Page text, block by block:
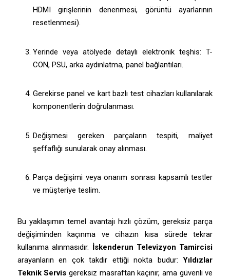
HDMI girişlerinin denenmesi, görüntü ayarlarının
resetlenmesi).
Yerinde veya atölyede detaylı elektronik teşhis: T-
CON, PSU, arka aydınlatma, panel bağlantıları.
Gerekirse panel ve kart bazlı test cihazları kullanılarak
komponentlerin doğrulanması.
Değişmesi gereken parçaların tespiti, maliyet
şeffaflığı sunularak onay alınması.
Parça değişimi veya onarım sonrası kapsamlı testler
ve müşteriye teslim.
Bu yaklaşımın temel avantajı hızlı çözüm, gereksiz parça
değişiminden kaçınma ve cihazın kısa sürede tekrar
kullanıma alınmasıdır. İskenderun Televizyon Tamircisi
arayanların en çok takdir ettiği nokta budur:Yıldızlar
Teknik Servis gereksiz masraftan kaçınır, ama güvenli ve